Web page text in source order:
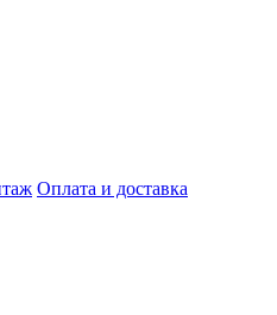
Оплата и доставка